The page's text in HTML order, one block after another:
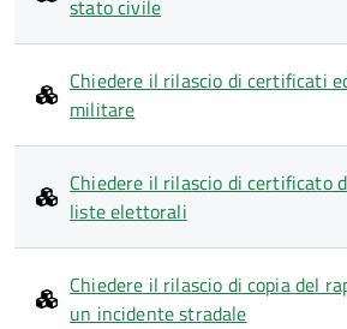
stato civile
Chiedere il rilascio di certificati
militare
Chiedere il rilascio di certificato
liste elettorali
Chiedere il rilascio di copia del
un incidente stradale